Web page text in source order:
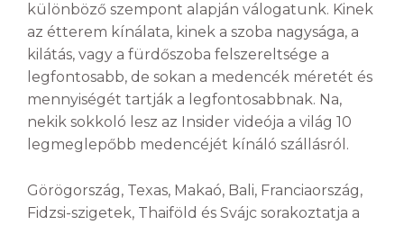
különböző szempont alapján válogatunk. Kinek
az étterem kínálata, kinek a szoba nagysága, a
kilátás, vagy a fürdőszoba felszereltsége a
legfontosabb, de sokan a medencék méretét és
mennyiségét tartják a legfontosabbnak. Na,
nekik sokkoló lesz az Insider videója a világ 10
legmeglepőbb medencéjét kínáló szállásról.
Görögország, Texas, Makaó, Bali, Franciaország,
Fidzsi-szigetek, Thaiföld és Svájc sorakoztatja a